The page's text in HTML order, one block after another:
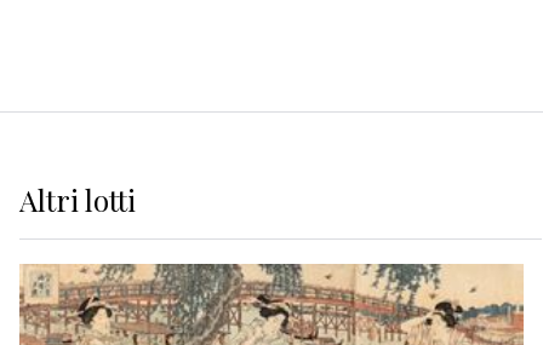
Altrilotti